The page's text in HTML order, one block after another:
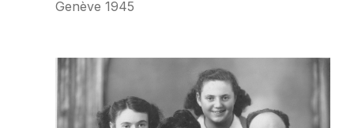
Genève 1945